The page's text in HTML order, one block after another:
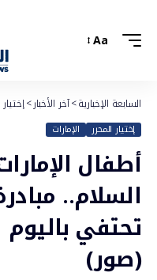
Aa
السابعة الإخبارية>آخر الأخبار>
إختيار المحرر الإمارات
أطفال
السلام..
تحتفي
(صور)